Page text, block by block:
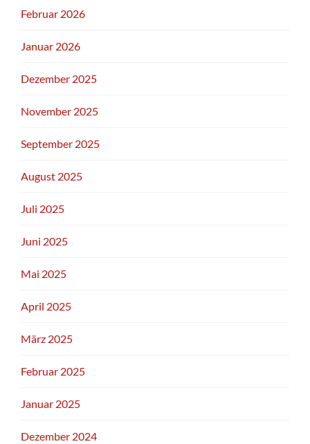
Februar 2026
Januar 2026
Dezember 2025
November 2025
September 2025
August 2025
Juli 2025
Juni 2025
Mai 2025
April 2025
März 2025
Februar 2025
Januar 2025
Dezember 2024